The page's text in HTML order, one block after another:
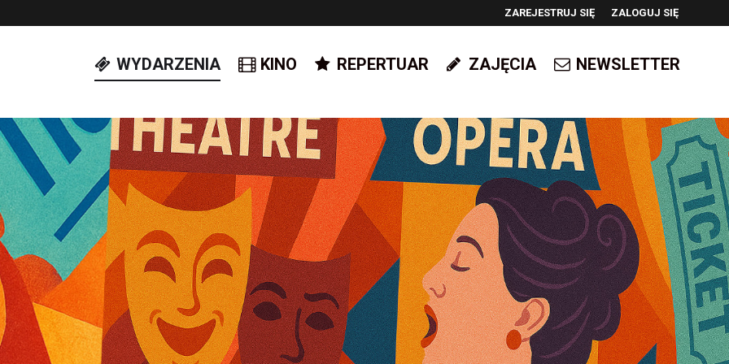
ZAREJESTRUJ SIĘ ZALOGUJ SIĘ
14
WYDARZENIA KINO REPERTUAR ZAJĘCIA NEWSLETTER